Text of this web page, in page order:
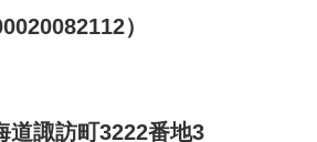
）
道諏訪町3222番地3